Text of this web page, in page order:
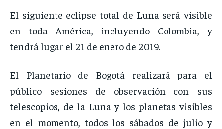
El siguiente eclipse total de Luna será visible
en toda América, incluyendo Colombia, y
tendrá lugar el 21 de enero de 2019.
El Planetario de Bogotá realizará para el
público sesiones de observación con sus
telescopios, de la Luna y los planetas visibles
en el momento, todos los sábados de julio y